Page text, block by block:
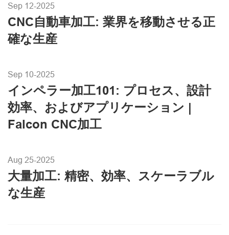
Sep 12-2025
CNC自動車加工: 業界を移動させる正
確な生産
Sep 10-2025
インペラー加工101: プロセス、設計
効率、およびアプリケーション |
Falcon CNC加工
Aug 25-2025
大量加工: 精密、効率、スケーラブル
な生産